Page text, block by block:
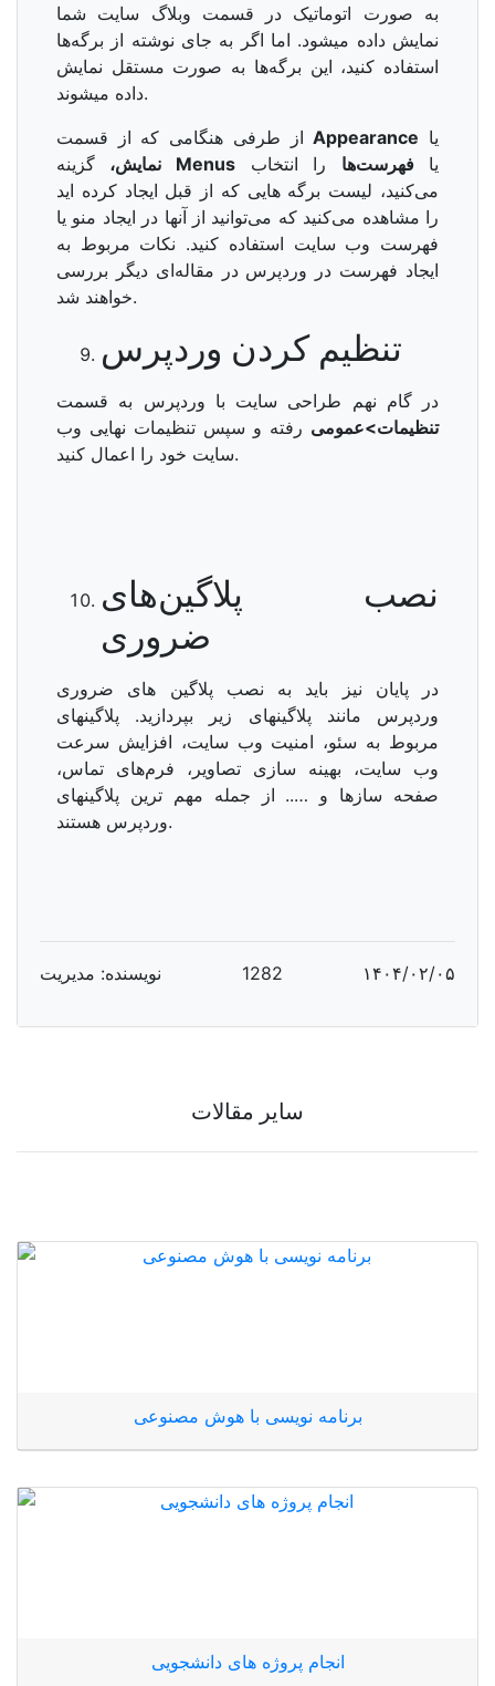
به صورت اتوماتیک در قسمت وبلاگ سایت شما
نمایش داده میشود. اما اگر به جای نوشته از برگه‌ها
استفاده کنید، این برگه‌ها به صورت مستقل نمایش
داده میشوند.
از طرفی هنگامی که از قسمتAppearance یا
نمایش،گزینه Menus یافهرست‌ها را انتخاب
می‌کنید، لیست برگه هایی که از قبل ایجاد کرده اید
را مشاهده می‌کنید که می‌توانید از آنها در ایجاد منو یا
فهرست وب سایت استفاده کنید. نکات مربوط به
ایجاد فهرست در وردپرس در مقاله‌ای دیگر بررسی
خواهند شد.
تنظیم کردن وردپرس
در گام نهم طراحی سایت با وردپرس به قسمت
تنظیمات>عمومی رفته و سپس تنظیمات نهایی وب
سایت خود را اعمال کنید.
نصب پلاگین‌های
ضروری
در پایان نیز باید به نصب پلاگین های ضروری
وردپرس مانند پلاگینهای زیر بپردازید. پلاگینهای
مربوط به سئو، امنیت وب سایت، افزایش سرعت
وب سایت، بهینه سازی تصاویر، فرم‌های تماس،
صفحه سازها و ….. از جمله مهم ترین پلاگینهای
وردپرس هستند.
نویسنده: مدیریت 1282 ۱۴۰۴/۰۲/۰۵
سایر مقالات
برنامه نویسی با هوش مصنوعی
انجام پروژه های دانشجویی